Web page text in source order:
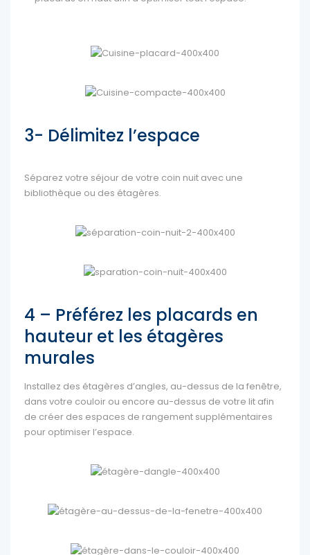
3- Délimitez l’espace
Séparez votre séjour de votre coin nuit avec une
bibliothèque ou des étagères.
4 – Préférez les placards en
hauteur et les étagères
murales
Installez des étagères d’angles, au-dessus de la fenêtre,
dans votre couloir ou encore au-dessus de votre lit afin
de créer des espaces de rangement supplémentaires
pour optimiser l’espace.